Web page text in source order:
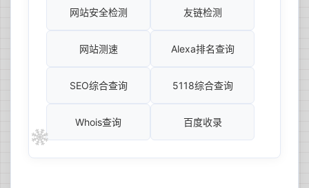
网站安全检测 友链检测
网站测速 Alexa排名查询
SEO综合查询 5118综合查询
Whois查询 百度收录